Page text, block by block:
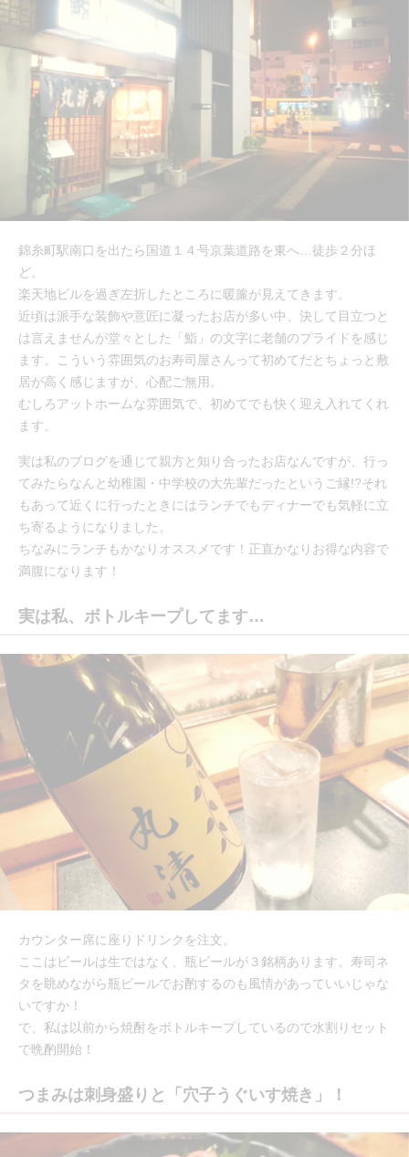
錦糸町駅南口を出たら国道１４号京葉道路を東へ…徒歩２分ほ
ど。
楽天地ビルを過ぎ左折したところに暖簾が見えてきます。
近頃は派手な装飾や意匠に凝ったお店が多い中、決して目立つと
は言えませんが堂々とした「鮨」の文字に老舗のプライドを感じ
ます。こういう雰囲気のお寿司屋さんって初めてだとちょっと敷
居が高く感じますが、心配ご無用。
むしろアットホームな雰囲気で、初めてでも快く迎え入れてくれ
ます。
実は私のブログを通じて親方と知り合ったお店なんですが、行っ
てみたらなんと幼稚園・中学校の大先輩だったというご縁!?それ
もあって近くに行ったときにはランチでもディナーでも気軽に立
ち寄るようになりました。
ちなみにランチもかなりオススメです！正直かなりお得な内容で
満腹になります！
実は私、ボトルキープしてます…
カウンター席に座りドリンクを注文。
ここはビールは生ではなく、瓶ビールが３銘柄あります。寿司ネ
タを眺めながら瓶ビールでお酌するのも風情があっていいじゃな
いですか！
で、私は以前から焼酎をボトルキープしているので水割りセット
で晩酌開始！
つまみは刺身盛りと「穴子うぐいす焼き」！